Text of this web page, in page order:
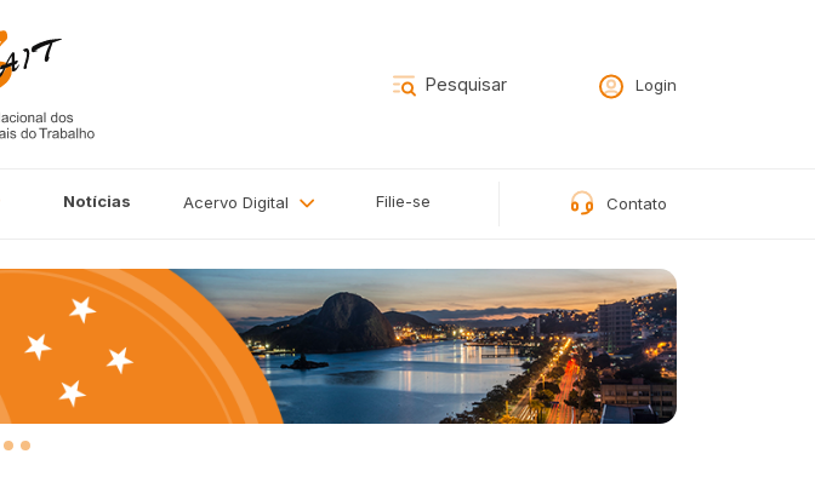
Login
Notícias Acervo Digital Filie-se Contato